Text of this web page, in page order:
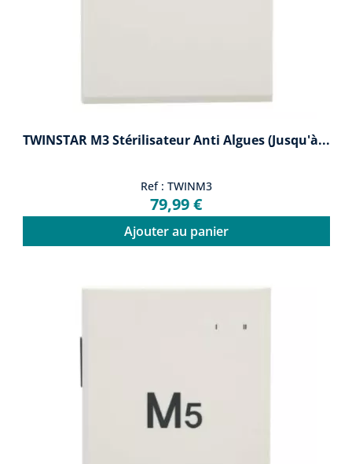
TWINSTAR M3 Stérilisateur Anti Algues (Jusqu'à...
Ref : TWINM3
79,99 €
Ajouter au panier